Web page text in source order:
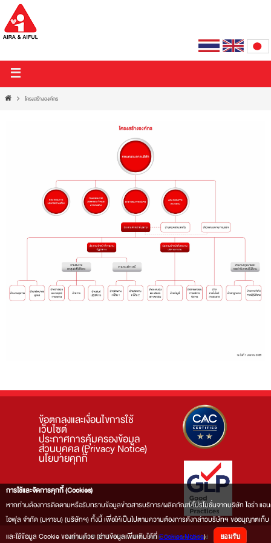
โครงสร้างองค์กร
ข้อตกลงและเงื่อนไขการใช้
เว็บไซต์
ประกาศการคุ้มครองข้อมูล
ส่วนบุคคล (Privacy Notice)
นโยบายคุกกี้
Copyright © 2015 AIRA & AIFUL Public Company Limited
การใช้และจัดการคุกกี้ (Cookies)
หากท่านต้องการติดตามหรือรับทราบข้อมูลข่าวสารบริการ/ผลิตภัณฑ์/โปรโมชั่นจากบริษัท ไอร่า แอ
ไอฟุล จำกัด (มหาชน) (บริษัทฯ) ทั้งนี้ เพื่อให้เป็นไปตามความต้องการดังกล่าวบริษัทฯ ขออนุญาตเก็บ
และใช้ข้อมูล Cookie ของท่านด้วย (อ่านข้อมูลเพิ่มเติมได้ที่Cookies Notice) ยอมรับ